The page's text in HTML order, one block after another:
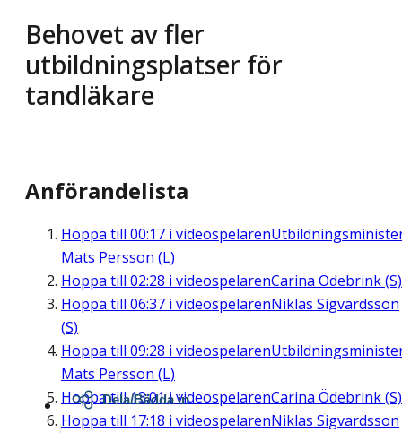
Behovet av fler
utbildningsplatser för
tandläkare
Anförandelista
Hoppa till 00:17 i videospelaren
Mats Persson (L)
Hoppa till 02:28 i videospelarenCarina Ödebrink (S)
Hoppa till 06:37 i videospelarenNiklas Sigvardsson
(S)
Hoppa till 09:28 i videospelaren
Mats Persson (L)
Hoppa till13:01i videospelarenCarina Ödebrink (S)
Hoppa till 17:18 i videospelarenNiklas Sigvardsson
Dela/Bädda in